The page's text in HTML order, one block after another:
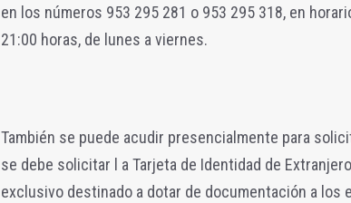
en los números 953 295 281 o 953 295 318, en
21:00 horas, de lunes a viernes.
También se puede acudir presencialmente para
se debe solicitar l a Tarjeta de Identidad de
exclusivo destinado a dotar de documentación a los